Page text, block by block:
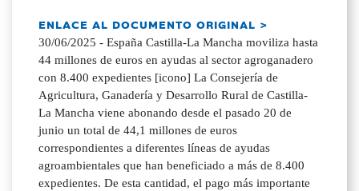
ENLACE AL DOCUMENTO ORIGINAL >
30/06/2025 - España Castilla-La Mancha moviliza hasta
44 millones de euros en ayudas al sector agroganadero
con 8.400 expedientes [icono] La Consejería de
Agricultura, Ganadería y Desarrollo Rural de Castilla-
La Mancha viene abonando desde el pasado 20 de
junio un total de 44,1 millones de euros
correspondientes a diferentes líneas de ayudas
agroambientales que han beneficiado a más de 8.400
expedientes. De esta cantidad, el pago más importante